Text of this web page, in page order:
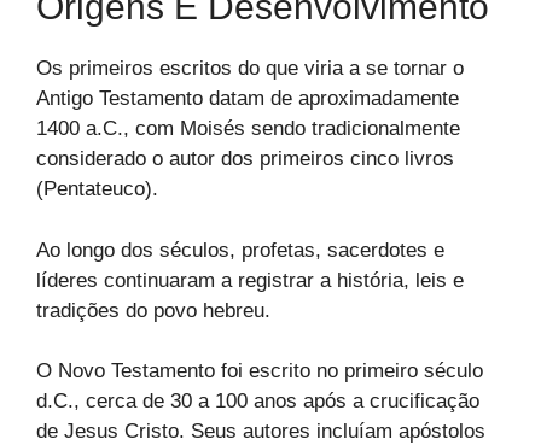
Os primeiros escritos do que viria a se tornar o
Antigo Testamento datam de aproximadamente
1400 a.C., com Moisés sendo tradicionalmente
considerado o autor dos primeiros cinco livros
(Pentateuco).
Ao longo dos séculos, profetas, sacerdotes e
líderes continuaram a registrar a história, leis e
tradições do povo hebreu.
O Novo Testamento foi escrito no primeiro século
d.C., cerca de 30 a 100 anos após a crucificação
de Jesus Cristo. Seus autores incluíam apóstolos